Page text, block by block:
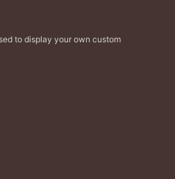
to display your own custom